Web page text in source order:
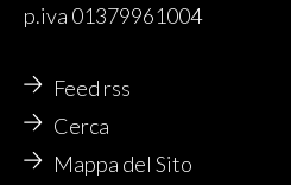
p.iva 01379961004
Feed rss
Cerca
Mappa del Sito